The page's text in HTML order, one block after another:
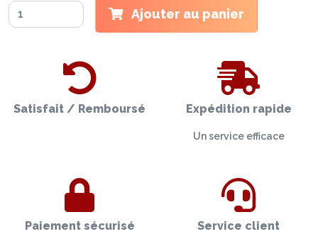
Ajouter au panier
Satisfait / Remboursé Expédition rapide
Un service efficace
Paiement sécurisé Service client